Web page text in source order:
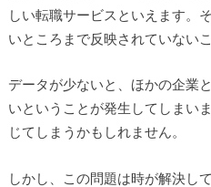
しい転職サービスといえます。
いところまで反映されていない
データが少ないと、ほかの企業
いということが発生してしまい
じてしまうかもしれません。
しかし、この問題は時が解決し